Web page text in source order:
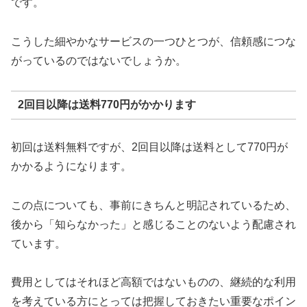
です。
こうした細やかなサービスの一つひとつが、信頼感につな
がっているのではないでしょうか。
2回目以降は送料770円がかかります
初回は送料無料ですが、2回目以降は送料として770円が
かかるようになります。
この点についても、事前にきちんと明記されているため、
後から「知らなかった」と感じることのないよう配慮され
ています。
費用としてはそれほど高額ではないものの、継続的な利用
を考えている方にとっては把握しておきたい重要なポイン